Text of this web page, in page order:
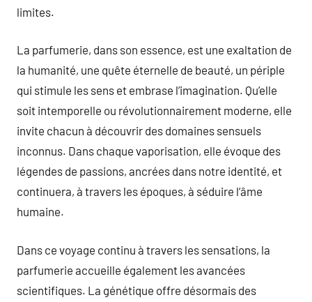
limites.
La parfumerie, dans son essence, est une exaltation de
la humanité, une quête éternelle de beauté, un périple
qui stimule les sens et embrase l’imagination. Qu’elle
soit intemporelle ou révolutionnairement moderne, elle
invite chacun à découvrir des domaines sensuels
inconnus. Dans chaque vaporisation, elle évoque des
légendes de passions, ancrées dans notre identité, et
continuera, à travers les époques, à séduire l’âme
humaine.
Dans ce voyage continu à travers les sensations, la
parfumerie accueille également les avancées
scientifiques. La génétique offre désormais des